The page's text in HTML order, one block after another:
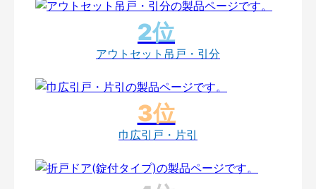
アウトセット吊戸・引分
巾広引戸・片引